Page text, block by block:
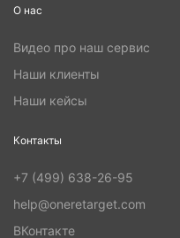
О нас
Видео про наш сервис
Наши клиенты
Наши кейсы
Контакты
+7 (499) 638-26-95
help@oneretarget.com
ВКонтакте